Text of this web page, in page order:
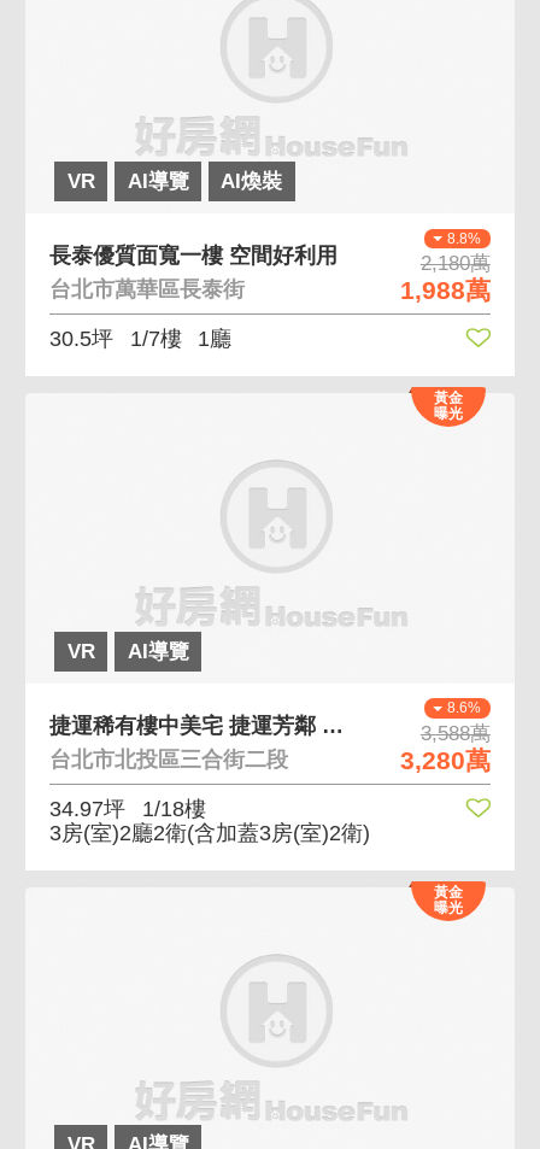
VR AI導覽 AI煥裝
8.8%
2,180萬
1,988萬
長泰優質面寬一樓 空間好利用
台北市萬華區長泰街
30.5坪 1/7樓 1廳
VR AI導覽
黃金
曝光
8.6%
3,588萬
3,280萬
捷運稀有樓中美宅 捷運芳鄰 社區中庭綠意盎然
台北市北投區三合街二段
34.97坪
1/18樓
3房(室)2廳2衛(含加蓋3房(室)2衛)
黃金
曝光